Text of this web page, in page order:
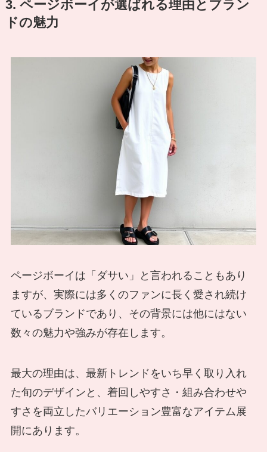
3. ページボーイが選ばれる理由とブラン
ドの魅力
ページボーイは「ダサい」と言われることもあり
ますが、実際には多くのファンに長く愛され続け
ているブランドであり、その背景には他にはない
数々の魅力や強みが存在します。
最大の理由は、最新トレンドをいち早く取り入れ
た旬のデザインと、着回しやすさ・組み合わせや
すさを両立したバリエーション豊富なアイテム展
開にあります。